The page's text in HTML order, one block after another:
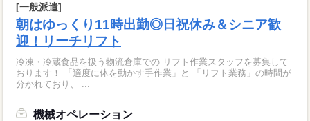
[一般派遣]
朝はゆっくり11時出勤◎日祝休み＆シニア歓
迎！リーチリフト
冷凍・冷蔵食品を扱う物流倉庫での リフト作業スタッフを募集して
おります！ 「適度に体を動かす手作業」と 「リフト業務」の時間が
分かれており、 ...
機械オペレーション